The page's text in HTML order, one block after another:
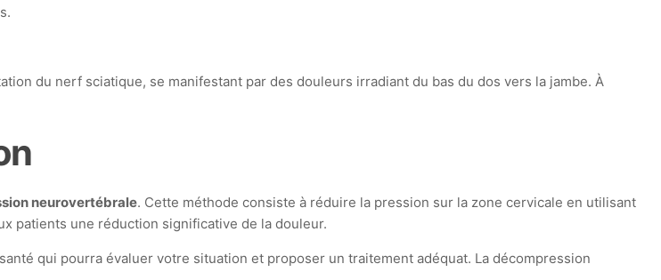
du nerf sciatique, se manifestant par des douleurs irradiant du bas du dos vers la jambe. À
neurovertébrale. Cette méthode consiste à réduire la pression sur la zone cervicale en utilisant
patients une réduction significative de la douleur.
qui pourra évaluer votre situation et proposer un traitement adéquat. La décompression